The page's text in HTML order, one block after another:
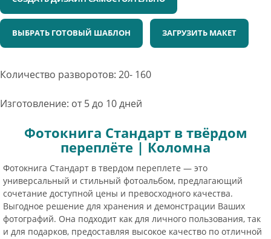
ВЫБРАТЬ ГОТОВЫЙ ШАБЛОН ЗАГРУЗИТЬ МАКЕТ
Количество разворотов: 20- 160
Изготовление: от 5 до 10 дней
Фотокнига Стандарт в твёрдом
переплёте | Коломна
Фотокнига Стандарт в твердом переплете — это
универсальный и стильный фотоальбом, предлагающий
сочетание доступной цены и превосходного качества.
Выгодное решение для хранения и демонстрации Ваших
фотографий. Она подходит как для личного пользования, так
и для подарков, предоставляя высокое качество по отличной